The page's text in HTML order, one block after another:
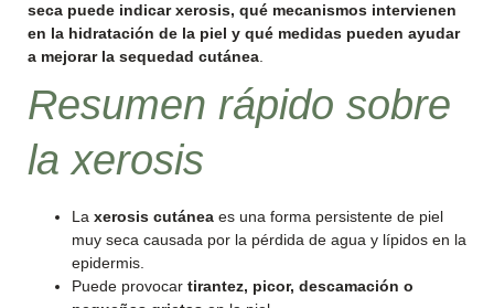
seca puede indicar xerosis, qué mecanismos intervienen
en la hidratación de la piel y qué medidas pueden ayudar
a mejorar la sequedad cutánea
Resumen rápido sobre
la xerosis
La xerosis cutánea es una forma persistente de piel
muy seca causada por la pérdida de agua y lípidos en la
epidermis.
Puede provocar tirantez, picor, descamación o